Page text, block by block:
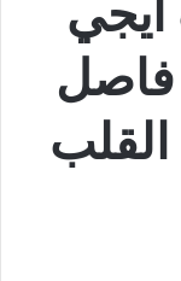
بست faselhd فاصل